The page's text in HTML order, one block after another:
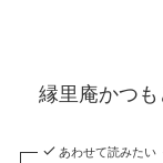
縁里庵かつも
あわせて読みたい